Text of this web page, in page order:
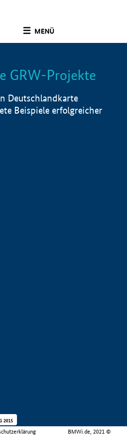
MENÜ
Info
GRW-Projekte
Deutschlandkarte
Beispiele erfolgreicher
BMWi.de, 2021 ©
2015